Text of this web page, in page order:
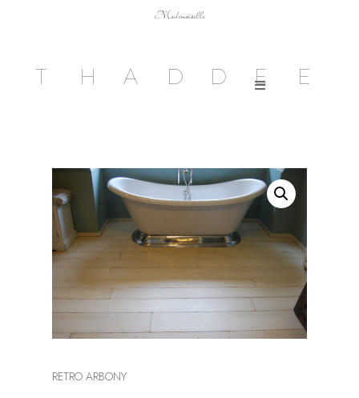
Mademoiselle
T H A D D E E
RETRO ARBONY